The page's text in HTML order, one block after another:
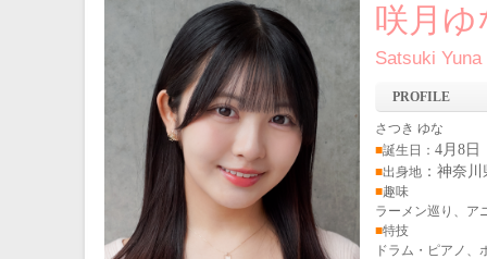
咲月ゆ
Satsuki Yuna
PROFILE
さつき ゆな
■誕生日： 4月8日
■出身地： 神奈川
■趣味
ラーメン巡り、ア
■特技
ドラム・ピアノ、